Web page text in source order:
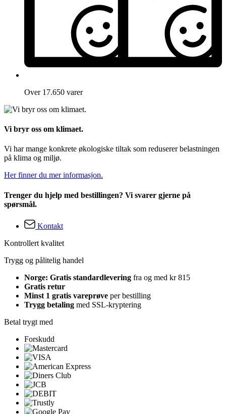
Over 17.650 varer
Vi bryr oss om klimaet.
Vi har mange konkrete økologiske tiltak som reduserer belastningen
på klima og miljø.
Her finner du mer informasjon.
Trenger du hjelp med bestillingen? Vi svarer gjerne på
spørsmål.
Kontakt
Kontrollert kvalitet
Trygg og pålitelig handel
Norge: Gratis standardlevering fra og med kr 815
Gratis retur
Minst 1 gratis vareprøve per bestilling
Trygg betaling med SSL-kryptering
Betal trygt med
Forskudd